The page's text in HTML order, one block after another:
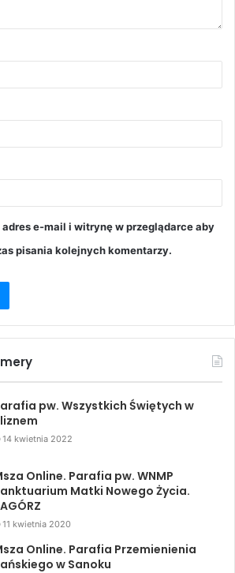
adres e-mail i witrynę w przeglądarce aby
pisania kolejnych komentarzy.
pw. Wszystkich Świętych w
14 kwietnia 2022
Online. Parafia pw. WNMP
Matki Nowego Życia.
11 kwietnia 2020
Online. Parafia Przemienienia
w Sanoku